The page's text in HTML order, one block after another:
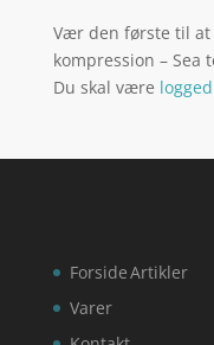
Vær den første til at
kompression – Sea
Du skal være
Forside
Varer
Artikler